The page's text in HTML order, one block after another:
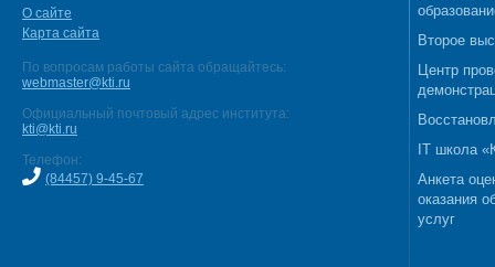
О сайте
Карта сайта
По вопросам работы сайта обращайтесь:
webmaster@kti.ru
Официальный почтовый адрес института:
kti@kti.ru
Телефон:
(84457) 9-45-67
Второе
Центр
IT школа
Анкета
оказания
услуг